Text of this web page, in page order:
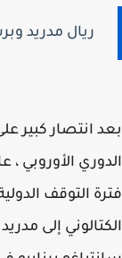
ريال مدريد
انتصار كبير
الأوروبي ،
التوقف الدولية
إلى